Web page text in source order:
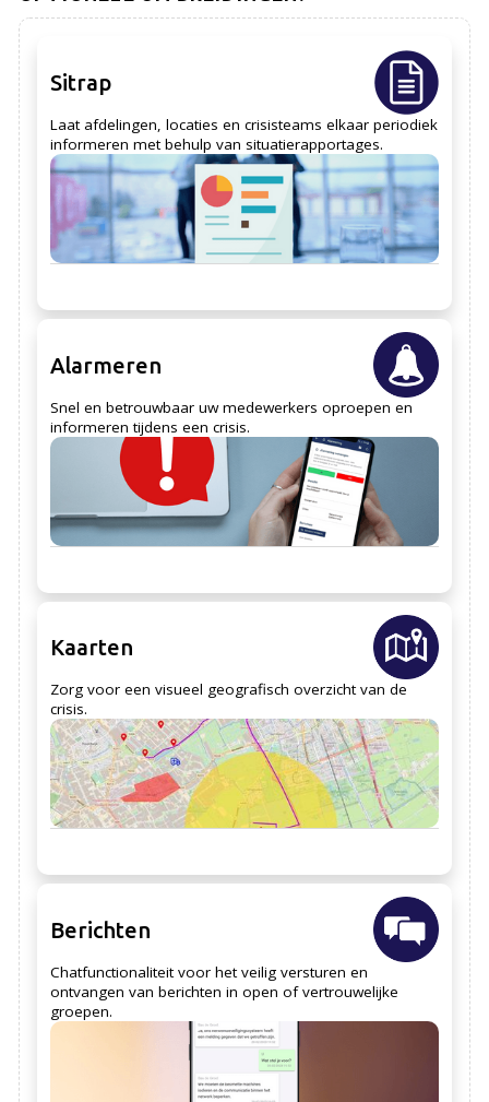
Sitrap
Laat afdelingen, locaties en crisisteams elkaar periodiek
informeren met behulp van situatierapportages.
Alarmeren
Snel en betrouwbaar uw medewerkers oproepen en
informeren tijdens een crisis.
Kaarten
Zorg voor een visueel geografisch overzicht van de
crisis.
Berichten
Chatfunctionaliteit voor het veilig versturen en
ontvangen van berichten in open of vertrouwelijke
groepen.